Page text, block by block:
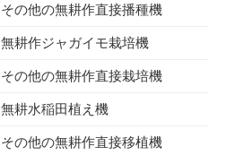
その他の無耕作直接播種機
無耕作ジャガイモ栽培機
その他の無耕作直接栽培機
無耕水稲田植え機
その他の無耕作直接移植機